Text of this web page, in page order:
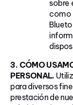
sobre
como
3. CÓMO
PERSONAL.
para diversos
prestación de